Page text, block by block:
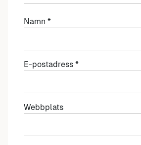
Namn *
E-postadress *
Webbplats